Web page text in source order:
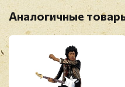
Аналогичные